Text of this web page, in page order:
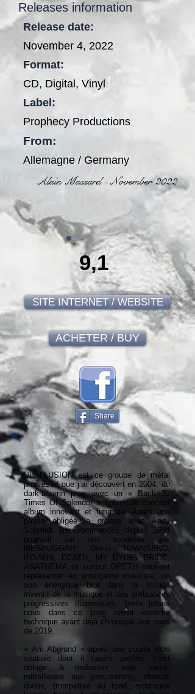
Releases information
Release date:
November 4, 2022
Format:
CD, Digital, Vinyl
Label:
Prophecy Productions
From:
Allemagne / Germany
Alain Massard - November 2022
9,1
SITE INTERNET / WEBSITE
ACHETER / BUY
Share
DISILLUSION est ce groupe de métal
progressif que j’ai découvert en 2004, du
dark-bourrin prog avec un « Back To
Times Of Splendor » splendide concept
album innovant et futuriste. Après une
pause obligée le groupe avec Andy
Schmidt aux commandes depuis 1994
poursuit sur des sonorités que
MESHUGGAH, Devin TOWNSEND,
IHSAHN, DEATH, MY DYING BRIDE,
ANATHEMA et surtout OPETH peuvent
représenter en amalgame musicale; un
son énergique brut dans le monde
inventif de la musique et des ambiances
progressives titanesques, brefs jetons
nous dans ce prog métal extrême
technique ayant déjà chroniqué leur opus
de 2019.
« Am Abgrund » après une courte intro
spatiale dont il faudra profiter, c’est
déluge à profusion; voix haute,
mitrailleuse aux percussions, chœurs
divins, trompettes au fond, rythmique